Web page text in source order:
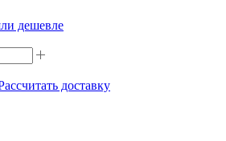
дешевле
доставку